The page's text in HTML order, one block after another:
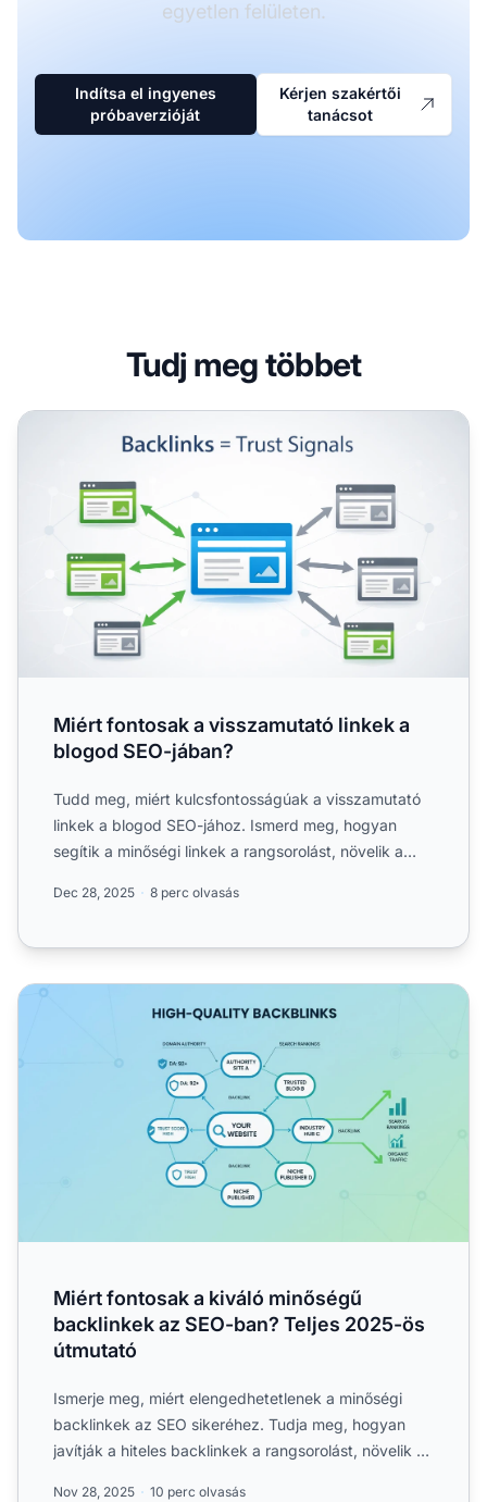
egyetlen felületen.
Indítsa el ingyenes
próbaverzióját
Kérjen szakértői
tanácsot
Tudj meg többet
Miért fontosak a visszamutató linkek a blogod SEO-
Miért fontosak a visszamutató linkek a
blogod SEO-jában?
Tudd meg, miért kulcsfontosságúak a visszamutató
linkek a blogod SEO-jához. Ismerd meg, hogyan
segítik a minőségi linkek a rangsorolást, növelik a
Dec 28, 2025 8 perc olvasás
Miért fontosak a kiváló minőségű backlinkek az SEO-
Miért fontosak a kiváló minőségű
backlinkek az SEO-ban? Teljes 2025-ös
útmutató
Ismerje meg, miért elengedhetetlenek a minőségi
backlinkek az SEO sikeréhez. Tudja meg, hogyan
javítják a hiteles backlinkek a rangsorolást, növelik az
Nov 28, 2025 10 perc olvasás